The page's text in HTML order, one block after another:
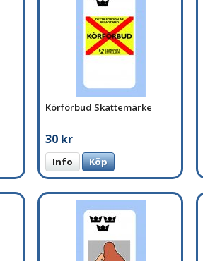
Körförbud Skattemärke
30 kr
Info Köp